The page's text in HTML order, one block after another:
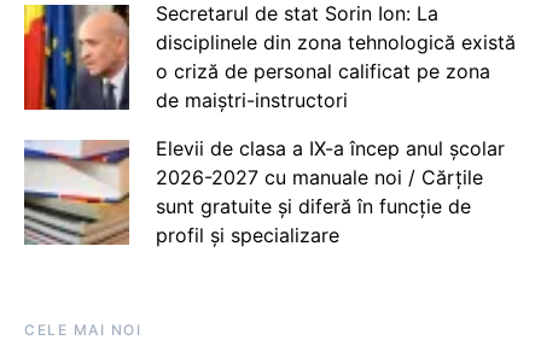
Secretarul de stat Sorin Ion: La
disciplinele din zona tehnologică există
o criză de personal calificat pe zona
de maiștri-instructori
Elevii de clasa a IX-a încep anul școlar
2026-2027 cu manuale noi / Cărțile
sunt gratuite și diferă în funcție de
profil și specializare
CELE MAI NOI